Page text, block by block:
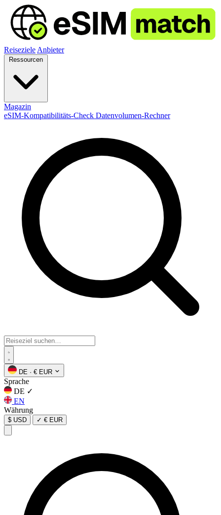
Reiseziele Anbieter
Magazin
eSIM-Kompatibilitäts-Check Datenvolumen-Rechner
DE · € EUR
Sprache
DE ✓
EN
Währung
$ USD ✓ € EUR